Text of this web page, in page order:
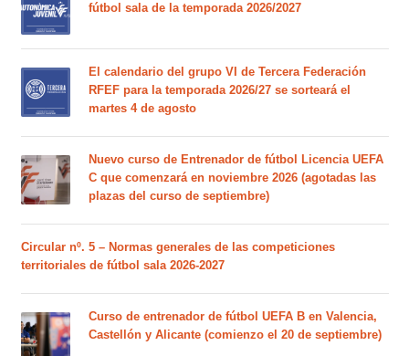
fútbol sala de la temporada 2026/2027
El calendario del grupo VI de Tercera Federación
RFEF para la temporada 2026/27 se sorteará el
martes 4 de agosto
Nuevo curso de Entrenador de fútbol Licencia UEFA
C que comenzará en noviembre 2026 (agotadas las
plazas del curso de septiembre)
Circular nº. 5 – Normas generales de las competiciones
territoriales de fútbol sala 2026-2027
Curso de entrenador de fútbol UEFA B en Valencia,
Castellón y Alicante (comienzo el 20 de septiembre)